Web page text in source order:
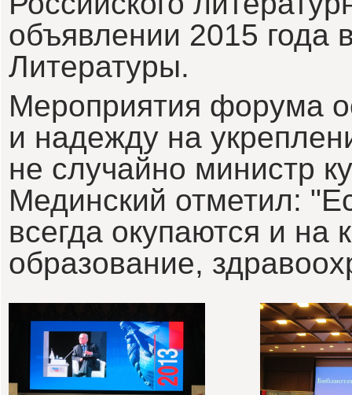
объявлении 2015 года
Литературы.
Мероприятия форума
и надежду на
не случайно министр
Мединский отметил:
всегда окупаются и на
образование,